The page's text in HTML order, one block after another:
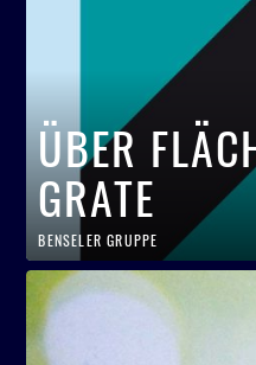
ÜBER
GRATE
BENSELER GRUPPE